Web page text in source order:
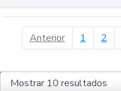
Anteriorpágina
1 2